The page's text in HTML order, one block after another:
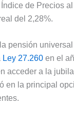
de Precios
del 2,28%.
pensión
Ley 27.260 en el
acceder a la
en la principal